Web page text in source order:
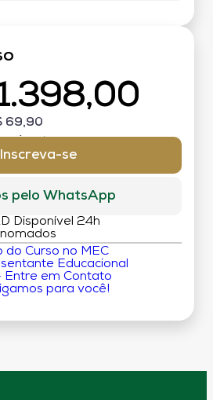
69,90
Inscreva-se
pelo WhatsApp
Disponível 24h
do Curso no MEC
Educacional
Entre em Contato
para você!